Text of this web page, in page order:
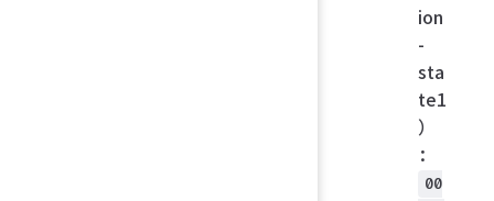
ion
-
sta
te1
）
：
00